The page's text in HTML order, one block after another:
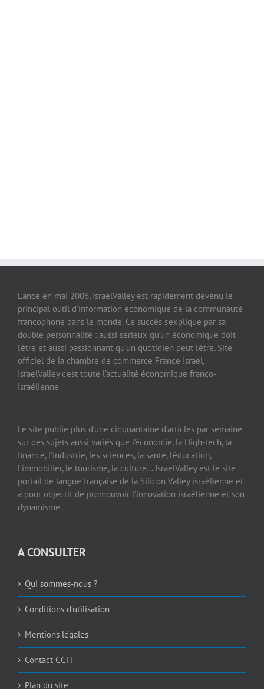
Lancé en mai 2006, IsraelValley est rapidement devenu le
principal outil d’information économique de la communauté
francophone dans le monde. Ce succès s’explique par sa
double personnalité : aussi sérieux qu’un économique doit
l’être et aussi passionnant qu’un quotidien peut l’être. Site
officiel de la chambre de commerce France Israël,
IsraelValley c’est toute l’actualité économique franco-
israélienne.
Le site publie plus d’une cinquantaine d’articles par semaine
sur des sujets aussi variés que l’économie, la High-Tech, la
finance, l’industrie, les sciences, la santé, l’éducation,
l’immobilier, le tourisme, la culture… IsraelValley est le site
portail de langue française de la Silicon Valley israélienne et
a pour objectif de promouvoir l’innovation israélienne et son
dynamisme.
A CONSULTER
Qui sommes-nous ?
Conditions d’utilisation
Mentions légales
Contact CCFI
Plan du site